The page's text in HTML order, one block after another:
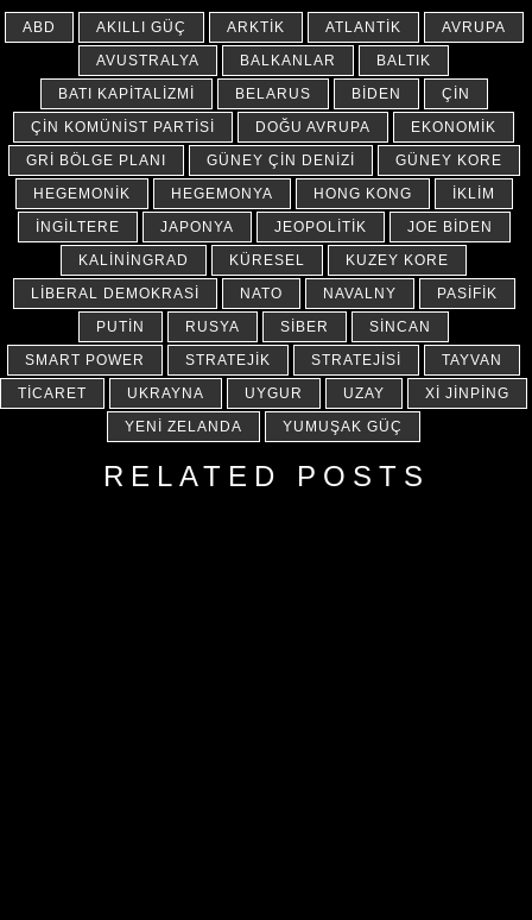
ABD AKILLI GÜÇ ARKTIK ATLANTIK
AVRUPA
AVUSTRALYA
BALKANLAR
BALTIK
BATI KAPITALIZMI
BELARUS BIDEN
ÇIN
ÇIN KOMÜNIST PARTISI
DOĞU AVRUPA
EKONOMIK
GRI BÖLGE PLANI
GÜNEY ÇIN DENIZI
GÜNEY KORE
HEGEMONIK
HEGEMONYA HONG KONG
İKLIM
İNGILTERE
JAPONYA JEOPOLITIK
JOE BIDEN
KALININGRAD
KÜRESEL
KUZEY KORE
LIBERAL DEMOKRASI
NATO NAVALNY
PASIFIK
PUTIN
RUSYA SIBER
SINCAN
SMART POWER
STRATEJIK STRATEJISI
TAYVAN
TICARET
UKRAYNA UYGUR UZAY
XI JINPING
YENI ZELANDA
YUMUŞAK GÜÇ
RELATED POSTS